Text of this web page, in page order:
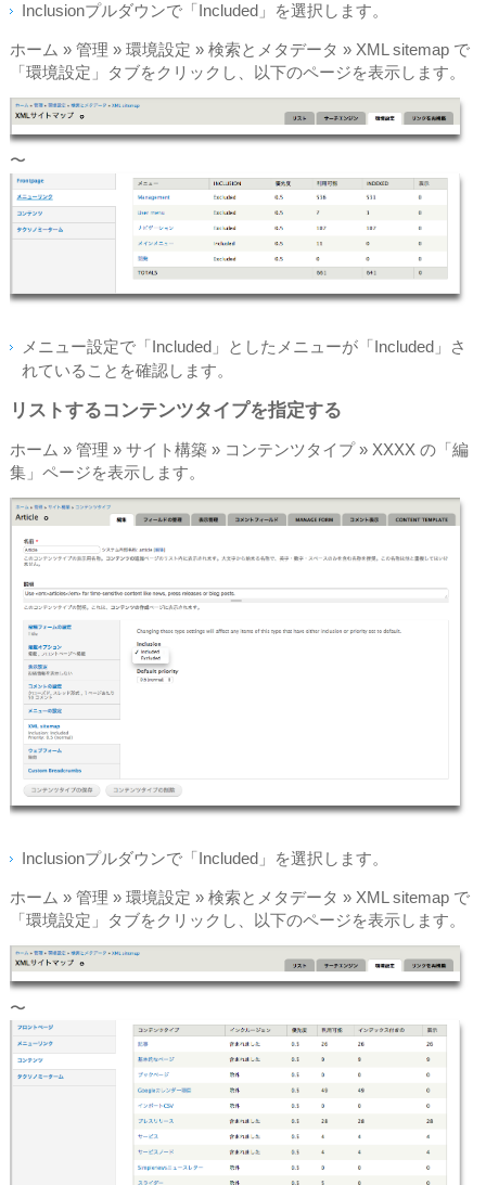
Inclusionプルダウンで「Included」を選択します。
ホーム » 管理 » 環境設定 » 検索とメタデータ » XML sitemap で
「環境設定」タブをクリックし、以下のページを表示します。
〜
メニュー設定で「Included」としたメニューが「Included」さ
れていることを確認します。
リストするコンテンツタイプを指定する
ホーム » 管理 » サイト構築 » コンテンツタイプ » XXXX の「編
集」ページを表示します。
Inclusionプルダウンで「Included」を選択します。
ホーム » 管理 » 環境設定 » 検索とメタデータ » XML sitemap で
「環境設定」タブをクリックし、以下のページを表示します。
〜